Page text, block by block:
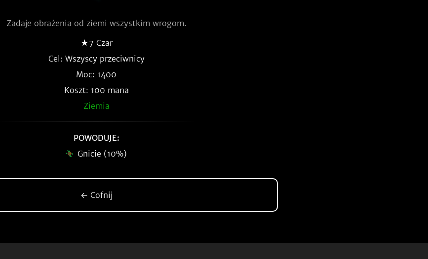
Zadaje obrażenia od ziemi wszystkim wrogom.
★7 Czar
Cel: Wszyscy przeciwnicy
Moc: 1400
Koszt: 100 mana
Ziemia
POWODUJE:
Gnicie (10%)
← Cofnij